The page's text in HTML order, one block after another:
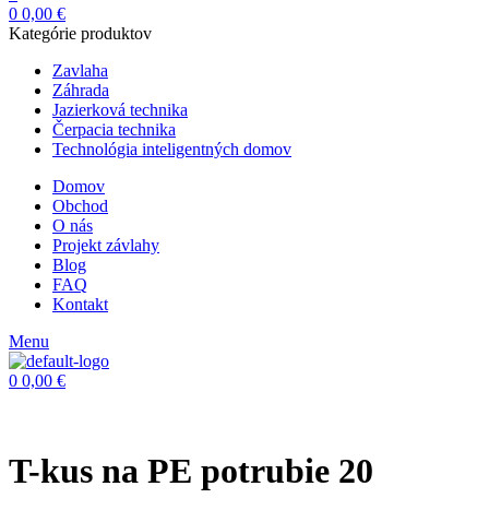
0 0,00 €
Kategórie produktov
Zavlaha
Záhrada
Jazierková technika
Čerpacia technika
Technológia inteligentných domov
Domov
Obchod
O nás
Projekt závlahy
Blog
FAQ
Kontakt
Menu
0 0,00 €
T-kus na PE potrubie 20